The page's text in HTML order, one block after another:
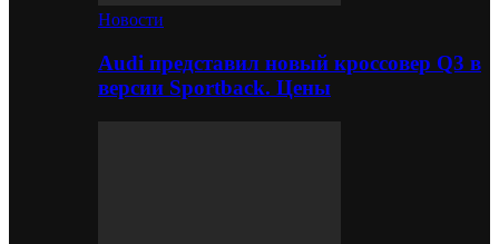
Новости
Audi представил новый кроссовер Q3 в
версии Sportback. Цены